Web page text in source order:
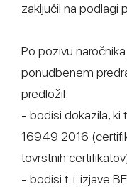
zaključil na podlagi
Po pozivu
ponudbenem
predložil:
- bodisi dokazila, ki
16949:2016
tovrstnih
- bodisi t. i. izjave